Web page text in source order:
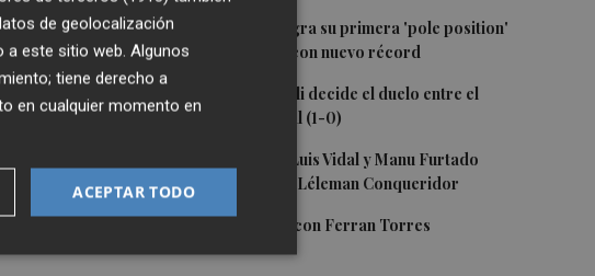
1
Jorge Martín logra su primera 'pole position'
en Silverstone, con nuevo récord
2 Un gol de Bardeli decide el duelo entre el
Levante y su filial (1-0)
3 Nacho Huerta, Luis Vidal y Manu Furtado
renuevan con el Léleman Conqueridor
4 Foios se vuelca con Ferran Torres
manifestaba
había
será
de geolocalización
a este sitio web. Algunos
tiene derecho a
en cualquier momento en
ACEPTAR TODO